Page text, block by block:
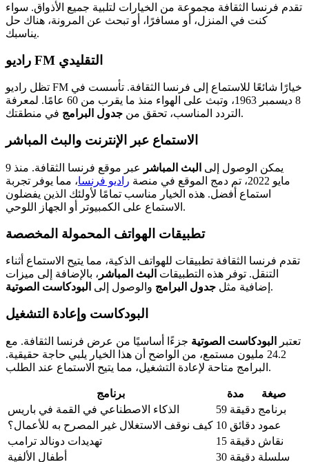
تقدم فرنسا الثقافة مجموعة من الخيارات لتلبية جميع الأذواق. سواء
كنت في المنزل، أو مسافرًا، أو تبحث عن المرونة، هناك حل
يناسبك.
راديو FM التقليدي
تظل راديو FM خيارًا شائعًا للاستماع إلى فرنسا الثقافة. تأسست في
8 ديسمبر 1963، وتبث على الهواء منذ ما يقرب من 60 عامًا. لمعرفة
التردد المناسب، تحقق من جدول البرامج في منطقتك.
الاستماع عبر الإنترنت والبث المباشر
يمكن الوصول إلى البث المباشر
عبر موقع فرنسا الثقافة. منذ 9
مايو 2022، تم دمج الموقع في منصة
راديو فرنسا، مما يوفر تجربة
استماع أفضل. هذه الخيار مناسب تمامًا لأولئك الذين يفضلون
الاستماع على الكمبيوتر أو الجهاز اللوحي.
تطبيقات الهواتف المحمولة المخصصة
تقدم فرنسا الثقافة تطبيقات للهواتف الذكية، مما يتيح الاستماع أثناء
التنقل. توفر هذه التطبيقات البث المباشر ، بالإضافة إلى ميزات
إضافية مثل جدول البرامج والوصول إلى البودكاست الصوتية .
البودكاست وإعادة التشغيل
تعتبر البودكاست الصوتية جزءًا أساسيًا من عرض فرنسا الثقافة. مع
24.2 مليون مستمع، من الواضح أن هذا الخيار يلبي حاجة حقيقية.
البرامج متاحة لإعادة التشغيل، مما يتيح الاستماع عند الطلب.
برنامج مدة
صيغة
الذكاء الاصطناعي في القمة في باريس
59 دقيقة برنامج
كيف نوقف الاستغلال غير المصرح به للأعمال؟
10 دقائق عمود
تهديدات دونالد ترامب
15 دقيقة نقاش
أطفال الألفية
30 دقيقة سلسلة